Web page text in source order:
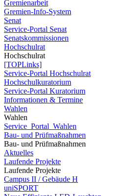
Gremienarbeit
Gremien-Info-System
Senat
Service-Portal Senat
Senatskommissionen
Hochschulrat
Hochschulrat
[TOPLinks]
Service-Portal Hochschulrat
Hochschulkuratorium
Service-Portal Kuratorium
Informationen & Termine
Wahlen
Wahlen
Service_Portal_Wahlen
Bau- und Prüfmaßnahmen
Bau- und Prüfmaßnahmen
Aktuelles
Laufende Projekte
Laufende Projekte
Campus II / Gebäude H
uniSPORT